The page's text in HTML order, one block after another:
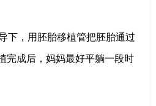
下，用胚胎移植管把胚胎通过
完成后，妈妈最好平躺一段时